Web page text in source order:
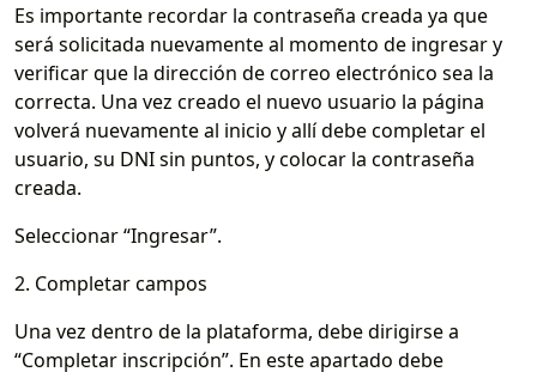
Es importante recordar la contraseña creada ya que
será solicitada nuevamente al momento de ingresar y
verificar que la dirección de correo electrónico sea la
correcta. Una vez creado el nuevo usuario la página
volverá nuevamente al inicio y allí debe completar el
usuario, su DNI sin puntos, y colocar la contraseña
creada.
Seleccionar “Ingresar”.
2. Completar campos
Una vez dentro de la plataforma, debe dirigirse a
“Completar inscripción”. En este apartado debe